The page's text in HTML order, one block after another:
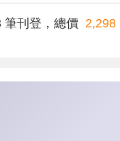
筆刊登，總價 2,298